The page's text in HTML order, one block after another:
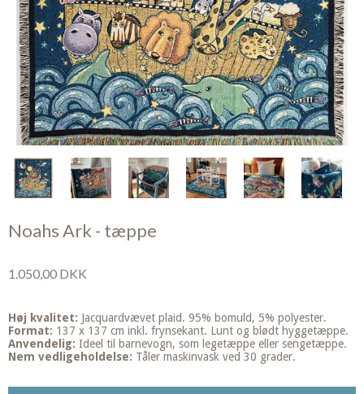
Noahs Ark - tæppe
1.050,00 DKK
Høj kvalitet: Jacquardvævet plaid. 95% bomuld, 5% polyester.
Format: 137 x 137 cm inkl. frynsekant. Lunt og blødt hyggetæppe.
Anvendelig: Ideel til barnevogn, som legetæppe eller sengetæppe.
Nem vedligeholdelse: Tåler maskinvask ved 30 grader.